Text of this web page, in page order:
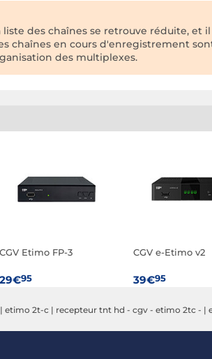
des chaînes se retrouve réduite, et
en cours d'enregistrement
des multiplexes.
CGV Etimo FP-3
29€95
CGV e-Etimo v2
39€95
| etimo 2t-c | recepteur tnt hd - cgv - etimo 2tc - |